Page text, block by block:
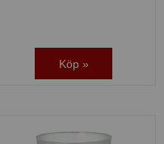
Köp »